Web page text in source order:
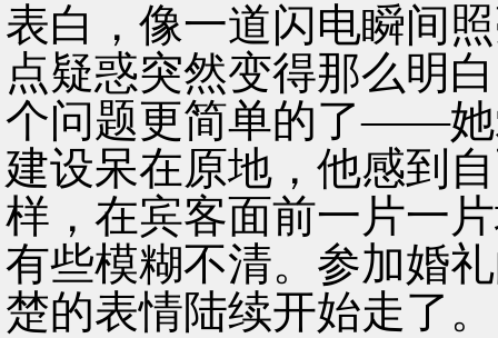
表白，像一道闪电瞬间
点疑惑突然变得那么明
个问题更简单的了——她
建设呆在原地，他感到
样，在宾客面前一片一
有些模糊不清。参加婚
楚的表情陆续开始走了。